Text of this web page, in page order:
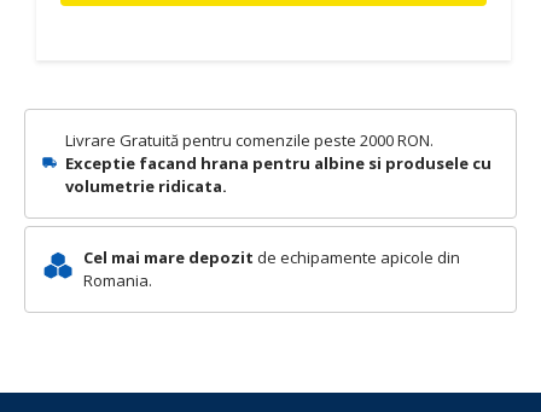
Livrare Gratuită pentru comenzile peste 2000 RON.
Exceptie facand hrana pentru albine si produsele cu
volumetrie ridicata.
Cel mai mare depozit de echipamente apicole din
Romania.